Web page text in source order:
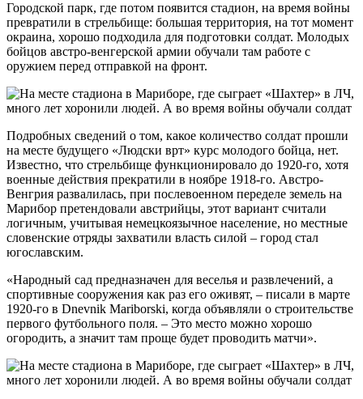
Городской парк, где потом появится стадион, на время войны
превратили в стрельбище: большая территория, на тот момент
окраина, хорошо подходила для подготовки солдат. Молодых
бойцов австро-венгерской армии обучали там работе с
оружием перед отправкой на фронт.
Подробных сведений о том, какое количество солдат прошли
на месте будущего «Людски врт» курс молодого бойца, нет.
Известно, что стрельбище функционировало до 1920-го, хотя
военные действия прекратили в ноябре 1918-го. Австро-
Венгрия развалилась, при послевоенном переделе земель на
Марибор претендовали австрийцы, этот вариант считали
логичным, учитывая немецкоязычное население, но местные
словенские отряды захватили власть силой – город стал
югославским.
«Народный сад предназначен для веселья и развлечений, а
спортивные сооружения как раз его оживят, – писали в марте
1920-го в Dnevnik Mariborski, когда объявляли о строительстве
первого футбольного поля. – Это место можно хорошо
огородить, а значит там проще будет проводить матчи».